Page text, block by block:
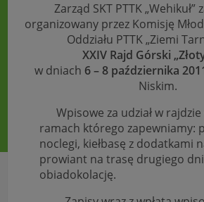
Zarząd SKT PTTK „Wehikuł”
organizowany przez Komisję
Oddziału PTTK „Ziemi
XXIV Rajd Górski
w dniach 6 – 8 października
Niskim.
Wpisowe za udział w rajdzie
ramach którego zapewniamy:
noclegi, kiełbasę z dodatkami
prowiant na trasę drugiego
obiadokolację.